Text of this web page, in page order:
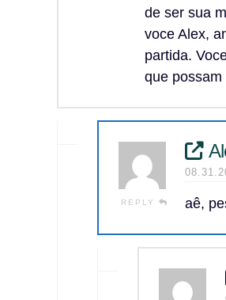
de ser sua
voce Alex,
partida.
que
REPLY aê,